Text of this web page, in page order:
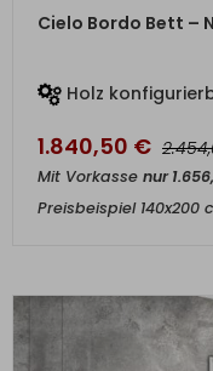
Cielo Bordo Bett –
Holz
1.840,50 €
Mit Vorkasse nur
Preisbeispiel 140x200